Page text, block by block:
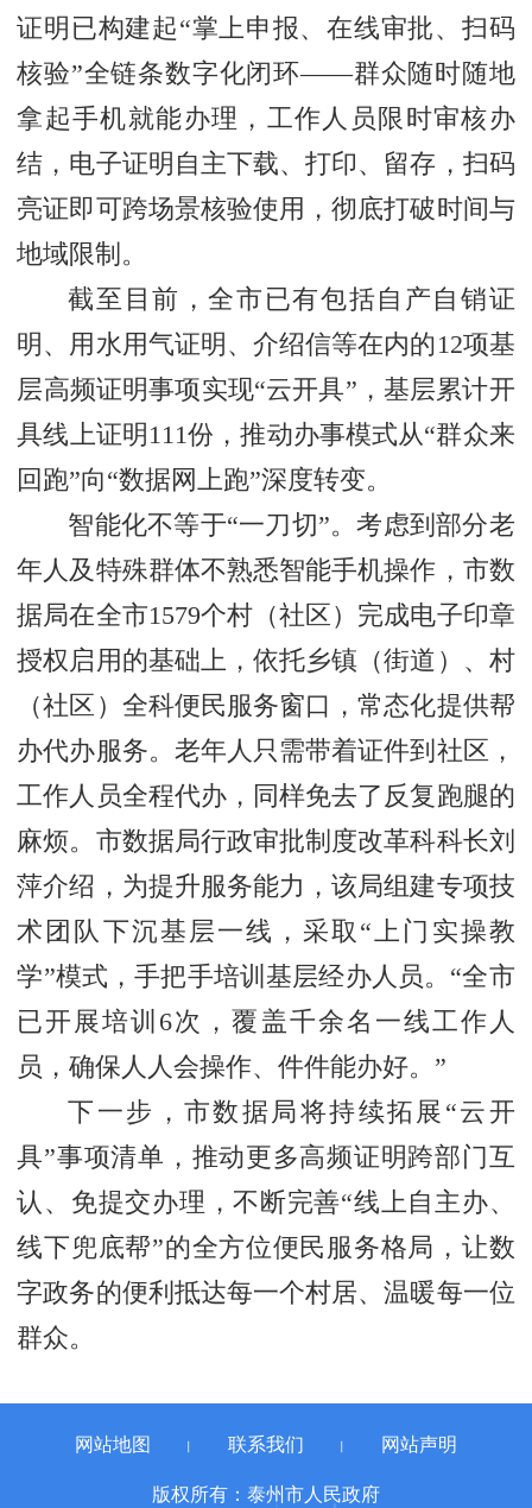
证明已构建起“掌上申报、在线审批、扫码
核验”全链条数字化闭环——群众随时随地
拿起手机就能办理，工作人员限时审核办
结，电子证明自主下载、打印、留存，扫码
亮证即可跨场景核验使用，彻底打破时间与
地域限制。
截至目前，全市已有包括自产自销证
明、用水用气证明、介绍信等在内的12项基
层高频证明事项实现“云开具”，基层累计开
具线上证明111份，推动办事模式从“群众来
回跑”向“数据网上跑”深度转变。
智能化不等于“一刀切”。考虑到部分老
年人及特殊群体不熟悉智能手机操作，市数
据局在全市1579个村（社区）完成电子印章
授权启用的基础上，依托乡镇（街道）、村
（社区）全科便民服务窗口，常态化提供帮
办代办服务。老年人只需带着证件到社区，
工作人员全程代办，同样免去了反复跑腿的
麻烦。市数据局行政审批制度改革科科长刘
萍介绍，为提升服务能力，该局组建专项技
术团队下沉基层一线，采取“上门实操教
学”模式，手把手培训基层经办人员。“全市
已开展培训6次，覆盖千余名一线工作人
员，确保人人会操作、件件能办好。”
下一步，市数据局将持续拓展“云开
具”事项清单，推动更多高频证明跨部门互
认、免提交办理，不断完善“线上自主办、
线下兜底帮”的全方位便民服务格局，让数
字政务的便利抵达每一个村居、温暖每一位
群众。
网站地图 联系我们 网站声明
版权所有：泰州市人民政府